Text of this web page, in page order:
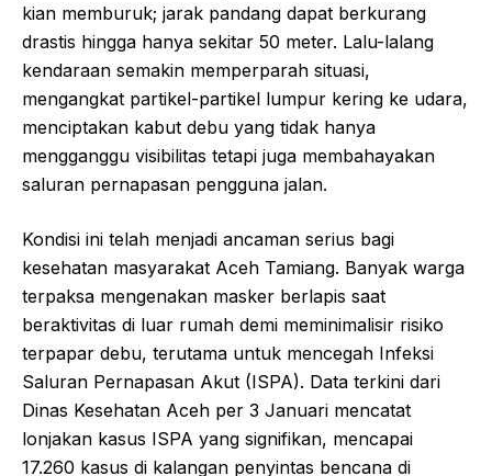
kian memburuk; jarak pandang dapat berkurang
drastis hingga hanya sekitar 50 meter. Lalu-lalang
kendaraan semakin memperparah situasi,
mengangkat partikel-partikel lumpur kering ke udara,
menciptakan kabut debu yang tidak hanya
mengganggu visibilitas tetapi juga membahayakan
saluran pernapasan pengguna jalan.
Kondisi ini telah menjadi ancaman serius bagi
kesehatan masyarakat Aceh Tamiang. Banyak warga
terpaksa mengenakan masker berlapis saat
beraktivitas di luar rumah demi meminimalisir risiko
terpapar debu, terutama untuk mencegah Infeksi
Saluran Pernapasan Akut (ISPA). Data terkini dari
Dinas Kesehatan Aceh per 3 Januari mencatat
lonjakan kasus ISPA yang signifikan, mencapai
17.260 kasus di kalangan penyintas bencana di